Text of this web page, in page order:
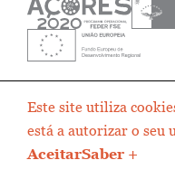
Este site utiliza
está a autorizar o seu
AceitarSaber +